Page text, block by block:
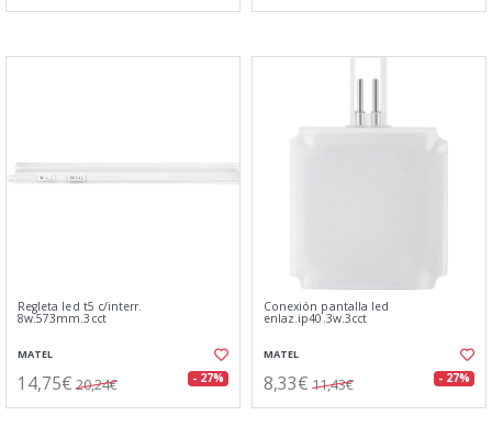
Regleta led t5 c/interr.
8w.573mm.3cct
MATEL
14,75€ 20,24€ - 27%
Conexión pantalla led
enlaz.ip40.3w.3cct
MATEL
8,33€ 11,43€ - 27%